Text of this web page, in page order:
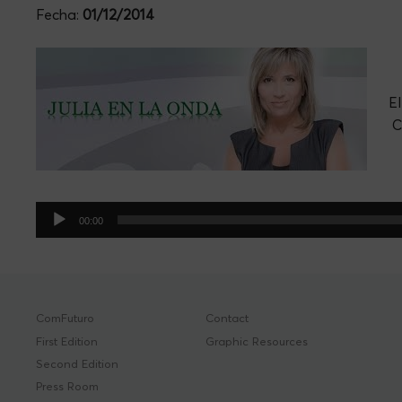
Fecha: 01/12/2014
Audio
Player
00:00
ComFuturo
First Edition
Second Edition
Press Room
Contact
Graphic Resources